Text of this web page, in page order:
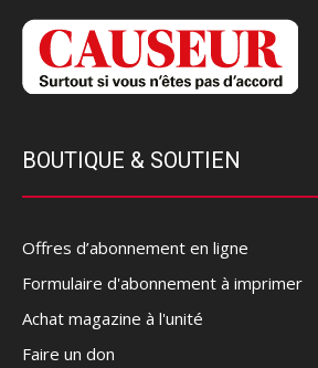
BOUTIQUE & SOUTIEN
Offres d’abonnement en ligne
Formulaire d'abonnement à imprimer
Achat magazine à l'unité
Faire un don